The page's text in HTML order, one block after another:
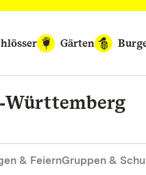
Gärten
& FeiernGruppen &